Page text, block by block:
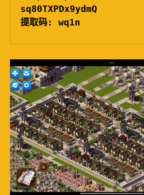
sq80TXPDx9ydmQ
提取码: wq1n